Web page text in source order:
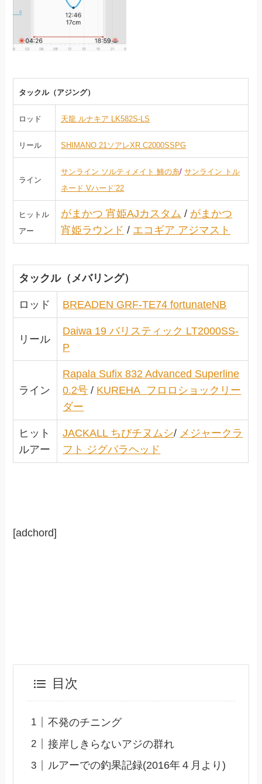
タックル（アジング）
ロッド 天龍 ルナキア LK582S-LS
リール SHIMANO 21ソアレXR C2000SSPG
ライン
サンライン ソルティメイト 鯵の糸/サンライン トル
ネード Vハード’22
ヒットル
アー
がまかつ 宵姫AJカスタム / がまかつ
宵姫ラウンド / エコギア アジマスト
タックル（メバリング）
ロッド BREADEN GRF-TE74 fortunateNB
リール
Daiwa 19 バリスティック LT2000SS-
P
ライン
Rapala Sufix 832 Advanced Superline
0.2号 / KUREHA フロロショックリー
ダー
ヒット
ルアー
JACKALL ちびチヌムシ/ メジャークラ
フト ジグパラヘッド
[adchord]
目次
不発のチニング
接岸しきらないアジの群れ
ルアーでの釣果記録(2016年４月より)